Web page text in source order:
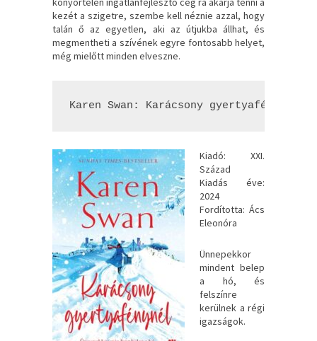
kezét a szigetre, szembe kell néznie azzal, hogy
talán ő az egyetlen, aki az útjukba állhat, és
megmentheti a szívének egyre fontosabb helyet,
még mielőtt minden elveszne.
Karen Swan: Karácsony ​gyertyafénynél
Kiadó: XXI.
Század
Kiadás éve:
2024
Fordította: Ács
Eleonóra
Ünnepekkor
mindent belep
a hó, és
felszínre
kerülnek a régi
igazságok.